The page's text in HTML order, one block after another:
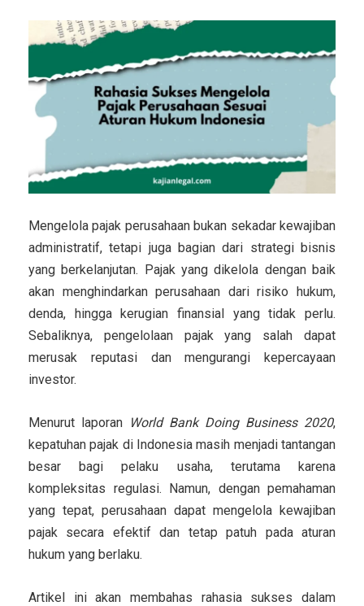
Mengelola pajak perusahaan bukan sekadar kewajiban
administratif, tetapi juga bagian dari strategi bisnis
yang berkelanjutan. Pajak yang dikelola dengan baik
akan menghindarkan perusahaan dari risiko hukum,
denda, hingga kerugian finansial yang tidak perlu.
Sebaliknya, pengelolaan pajak yang salah dapat
merusak reputasi dan mengurangi kepercayaan
investor.
Menurut laporan World Bank Doing Business 2020,
kepatuhan pajak di Indonesia masih menjadi tantangan
besar bagi pelaku usaha, terutama karena
kompleksitas regulasi. Namun, dengan pemahaman
yang tepat, perusahaan dapat mengelola kewajiban
pajak secara efektif dan tetap patuh pada aturan
hukum yang berlaku.
Artikel ini akan membahas rahasia sukses dalam